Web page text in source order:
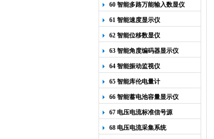
60 智能多路万能输入数显仪
61 智能速度显示仪
62 智能位移数显仪
63 智能角度编码器显示仪
64 智能振动监视仪
65 智能库伦电量计
66 智能蓄电池容量显示仪
67 电压电流标准信号源
68 电压电流采集系统